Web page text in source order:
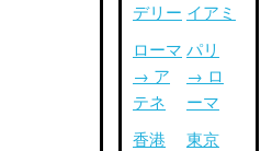
デリー
ローマ
→ ア
テネ
香港
イアミ
パリ
→ ロ
ーマ
東京